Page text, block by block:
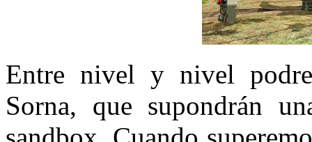
Entre nivel y nivel
Sorna, que supondrán